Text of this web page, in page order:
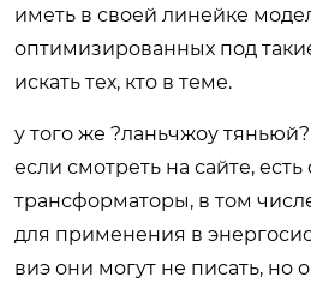
иметь в своей линейке
оптимизированных под
искать тех, кто в теме.
у того же ?ланьчжоу
если смотреть на сайте,
трансформаторы, в том
для применения в
виэ они могут не писать,